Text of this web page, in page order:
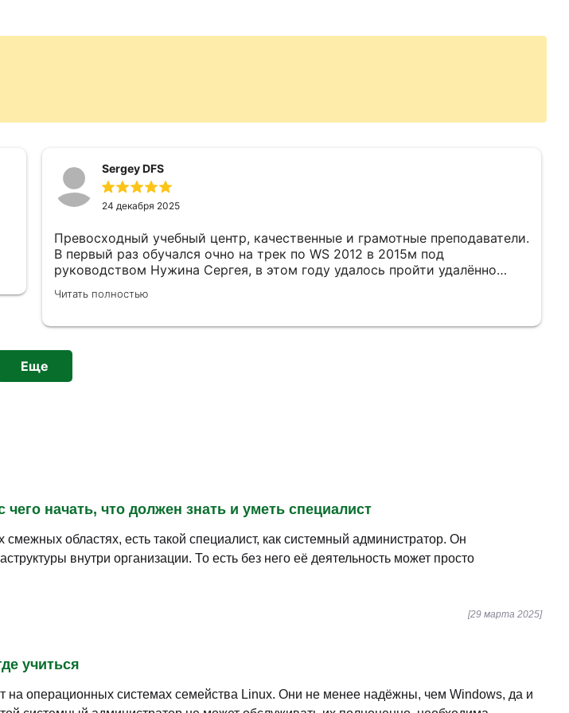
Sergey DFS
24 декабря 2025
Превосходный учебный центр, качественные и грамотные преподаватели.
В первый раз обучался очно на трек по WS 2012 в 2015м под
руководством Нужина Сергея, в этом году удалось пройти удалённо
задаваемые вопросы были получены ответы, грамотно доносится
структурировать их.
Читать полностью
Еще
начать, что должен знать и уметь специалист
областях, есть такой специалист, как системный администратор. Он
внутри организации. То есть без него её деятельность может просто
[29 марта 2025]
учиться
на операционных системах семейства Linux. Они не менее надёжны, чем Windows, да и